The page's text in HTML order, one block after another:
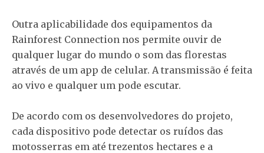
Outra aplicabilidade dos equipamentos da
Rainforest Connection nos permite ouvir de
qualquer lugar do mundo o som das florestas
através de um app de celular. A transmissão é feita
ao vivo e qualquer um pode escutar.
De acordo com os desenvolvedores do projeto,
cada dispositivo pode detectar os ruídos das
motosserras em até trezentos hectares e a